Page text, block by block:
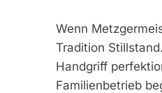
Wenn
Tradition
Handgriff
Familienbetrieb